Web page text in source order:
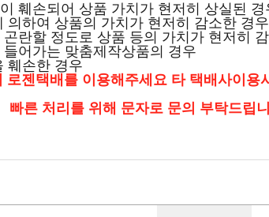
훼손되어 상품 가치가 현저히 상실된 경
의하여 상품의 가치가 현저히 감소한 경우
란할 정도로 상품 등의 가치가 현저히
어가는 맞춤제작상품의 경우
훼손한 경우
로젠택배를 이용해주세요 타 택배사이용
빠른 처리를 위해 문자로 문의 부탁드립